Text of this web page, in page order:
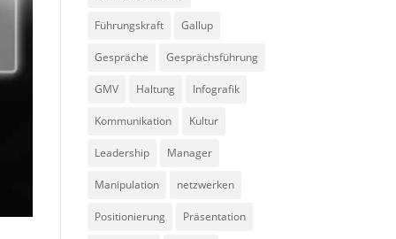
Führungskraft Gallup
Gespräche Gesprächsführung
GMV Haltung Infografik
Kommunikation Kultur
Leadership Manager
Manipulation netzwerken
Positionierung Präsentation